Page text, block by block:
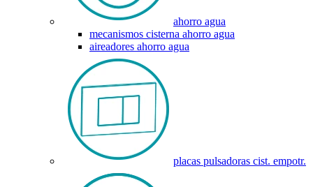
ahorro agua
mecanismos cisterna ahorro agua
aireadores ahorro agua
placas pulsadoras cist. empotr.